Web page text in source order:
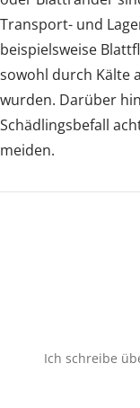
Transport- und
beispielsweise
sowohl durch Kälte
wurden. Darüber
Schädlingsbefall
meiden.
Ich schreibe